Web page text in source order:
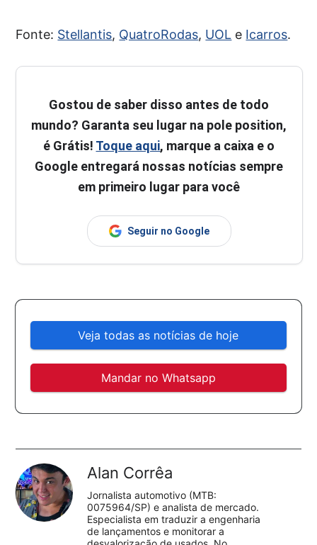
Fonte: Stellantis, QuatroRodas, UOL e Icarros.
Gostou de saber disso antes de todo
mundo? Garanta seu lugar na pole position,
é Grátis! Toque aqui, marque a caixa e o
Google entregará nossas notícias sempre
em primeiro lugar para você
Seguir no Google
Veja todas as notícias de hoje
Mandar no Whatsapp
Alan Corrêa
Jornalista automotivo (MTB:
0075964/SP) e analista de mercado.
Especialista em traduzir a engenharia
de lançamentos e monitorar a